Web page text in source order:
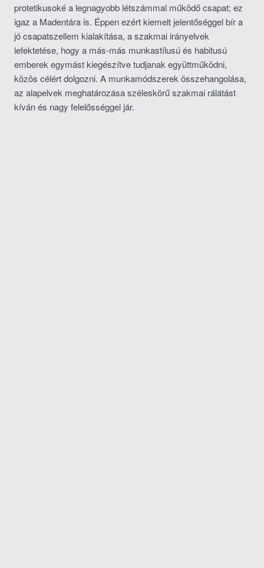
protetikusoké a legnagyobb létszámmal működő csapat; ez
igaz a Madentára is. Éppen ezért kiemelt jelentőséggel bír a
jó csapatszellem kialakítása, a szakmai irányelvek
lefektetése, hogy a más-más munkastílusú és habitusú
emberek egymást kiegészítve tudjanak együttműködni,
közös célért dolgozni. A munkamódszerek összehangolása,
az alapelvek meghatározása széleskörű szakmai rálátást
kíván és nagy felelősséggel jár.